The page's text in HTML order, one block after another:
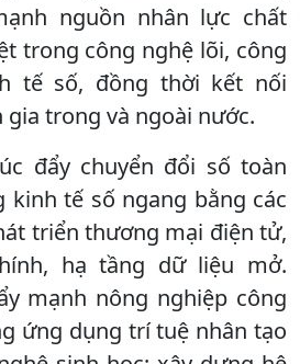
nguồn nhân lực chất
trong công nghệ lõi, công
tế số, đồng thời kết nối
trong và ngoài nước.
đẩy chuyển đổi số toàn
kinh tế số ngang bằng các
triển thương mại điện tử,
hạ tầng dữ liệu mở.
mạnh nông nghiệp công
ứng dụng trí tuệ nhân tạo